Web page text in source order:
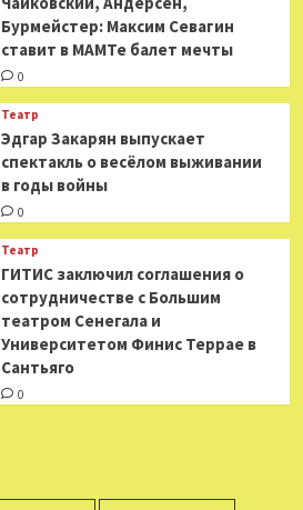
Бурмейстер: Максим Севагин
ставит в МАМТе балет мечты
0
Театр
Эдгар Закарян выпускает
спектакль о весёлом выживании
в годы войны
0
Театр
ГИТИС заключил соглашения о
сотрудничестве с Большим
театром Сенегала и
Университетом Финис Террае в
Сантьяго
0